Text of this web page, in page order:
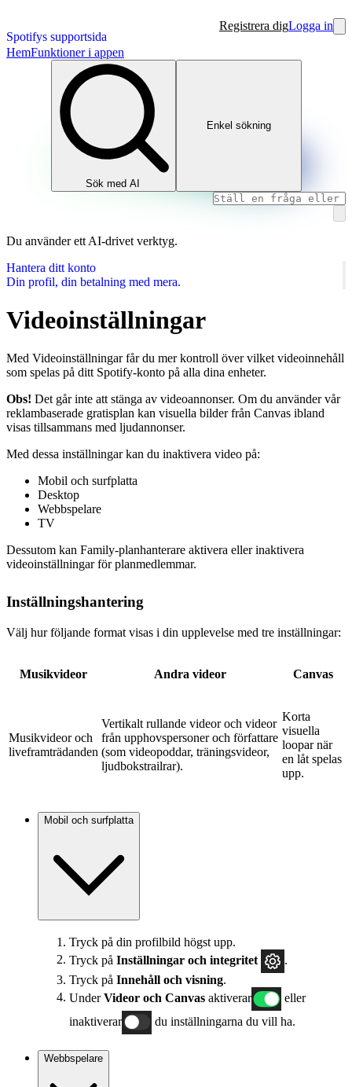
Spotifys supportsida
Registrera digLogga in
HemFunktioner i appen
Sök med AI
Enkel sökning
Du använder ett AI‑drivet verktyg.
Hantera ditt konto
Din profil, din betalning med mera.
Videoinställningar
Med Videoinställningar får du mer kontroll över vilket videoinnehåll
som spelas på ditt Spotify‑konto på alla dina enheter.
Obs! Det går inte att stänga av videoannonser. Om du använder vår
reklambaserade gratisplan kan visuella bilder från Canvas ibland
visas tillsammans med ljudannonser.
Med dessa inställningar kan du inaktivera video på:
Mobil och surfplatta
Desktop
Webbspelare
TV
Dessutom kan Family-planhanterare aktivera eller inaktivera
videoinställningar för planmedlemmar.
Inställningshantering
Välj hur följande format visas i din upplevelse med tre inställningar:
Musikvideor Andra videor Canvas
Musikvideor och
liveframträdanden
Vertikalt rullande videor och videor
från upphovspersoner och författare
(som videopoddar, träningsvideor,
ljudbokstrailrar).
Korta
visuella
loopar när
en låt spelas
upp.
Mobil och surfplatta
Tryck på din profilbild högst upp.
Tryck på Inställningar och integritet
Tryck på Innehåll och visning.
UnderVideor och Canvas aktiverar
eller
inaktiverar
du inställningarna du vill ha.
Webbspelare